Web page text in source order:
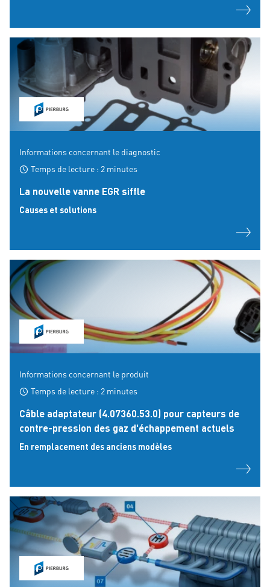
Informations concernant le diagnostic
Temps de lecture : 2 minutes
La nouvelle vanne EGR siffle
Causes et solutions
Informations concernant le produit
Temps de lecture : 2 minutes
Câble adaptateur (4.07360.53.0) pour capteurs de
contre-pression des gaz d'échappement actuels
En remplacement des anciens modèles